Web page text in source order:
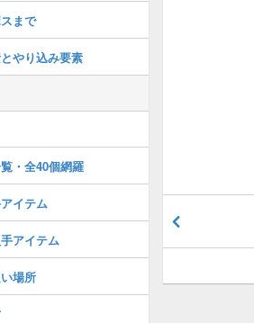
まで
やり込み要素
・全40個網羅
イテム
アイテム
場所